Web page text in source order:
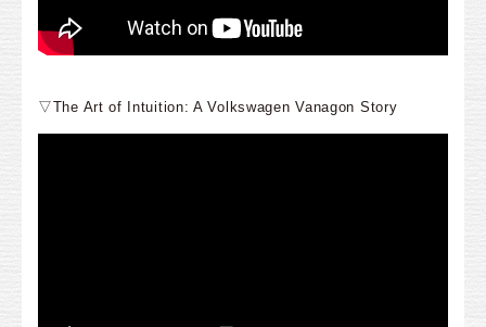
▽The Art of Intuition: A Volkswagen Vanagon Story